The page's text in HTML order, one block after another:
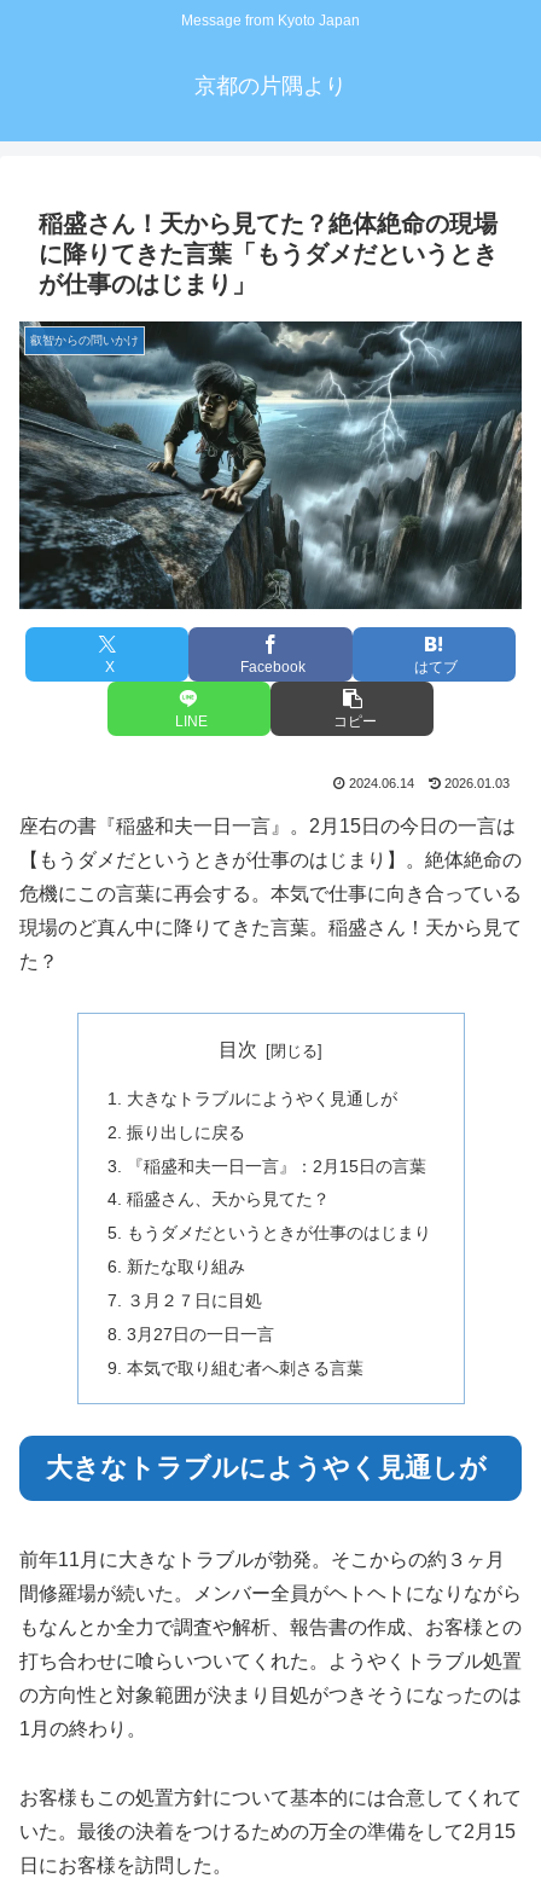
Message from Kyoto Japan
京都の片隅より
稲盛さん！天から見てた？絶体絶命の現場
に降りてきた言葉「もうダメだというとき
が仕事のはじまり」
叡智からの問いかけ
X Facebook はてブ
LINE コピー
2024.06.14 2026.01.03
座右の書『稲盛和夫一日一言』。2月15日の今日の一言は
【もうダメだというときが仕事のはじまり】。絶体絶命の
危機にこの言葉に再会する。本気で仕事に向き合っている
現場のど真ん中に降りてきた言葉。稲盛さん！天から見て
た？
目次
大きなトラブルにようやく見通しが
振り出しに戻る
『稲盛和夫一日一言』：2月15日の言葉
稲盛さん、天から見てた？
もうダメだというときが仕事のはじまり
新たな取り組み
３月２７日に目処
3月27日の一日一言
本気で取り組む者へ刺さる言葉
大きなトラブルにようやく見通しが
前年11月に大きなトラブルが勃発。そこからの約３ヶ月
間修羅場が続いた。メンバー全員がヘトヘトになりながら
もなんとか全力で調査や解析、報告書の作成、お客様との
打ち合わせに喰らいついてくれた。ようやくトラブル処置
の方向性と対象範囲が決まり目処がつきそうになったのは
1月の終わり。
お客様もこの処置方針について基本的には合意してくれて
いた。最後の決着をつけるための万全の準備をして2月15
日にお客様を訪問した。